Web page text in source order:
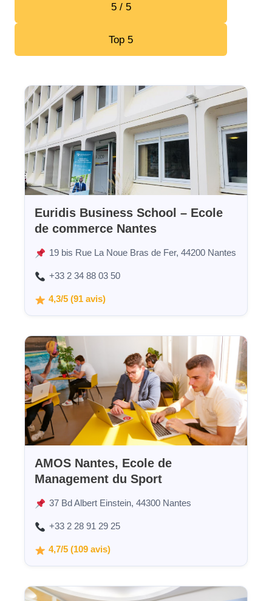
5 / 5
Top 5
Euridis Business School – Ecole
de commerce Nantes
19 bis Rue La Noue Bras de Fer, 44200 Nantes
+33 2 34 88 03 50
4,3/5 (91 avis)
AMOS Nantes, Ecole de
Management du Sport
37 Bd Albert Einstein, 44300 Nantes
+33 2 28 91 29 25
4,7/5 (109 avis)